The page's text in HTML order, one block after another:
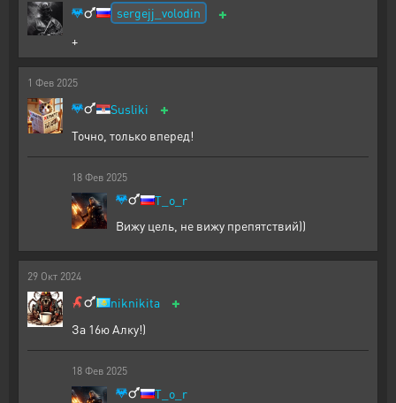
sergejj_volodin +
+
1 Фев 2025
Susliki +
Точно, только вперед!
18 Фев 2025
T_o_r
Вижу цель, не вижу препятствий))
29 Окт 2024
niknikita +
За 16ю Алку!)
18 Фев 2025
T_o_r